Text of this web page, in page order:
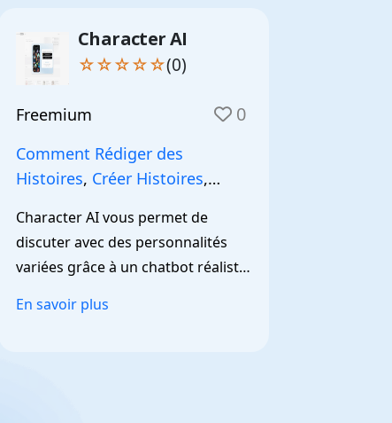
Character AI
☆☆☆☆☆(0)
Freemium 0
Comment Rédiger des
Histoires, Créer Histoires,
Character AI vous permet de
discuter avec des personnalités
variées grâce à un chatbot réaliste
En savoir plus